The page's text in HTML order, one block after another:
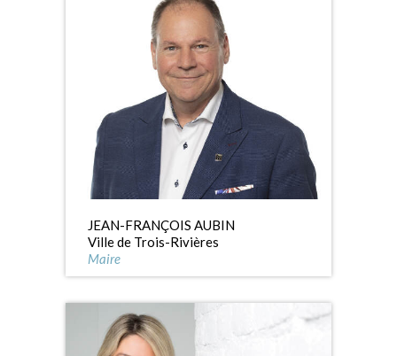
JEAN-FRANÇOIS AUBIN
Ville de Trois-Rivières
Maire